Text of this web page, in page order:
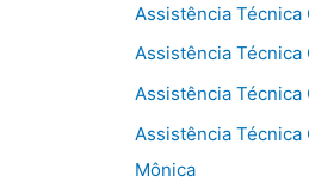
Assistência Técnica
Assistência Técnica
Assistência Técnica
Assistência Técnica
Mônica